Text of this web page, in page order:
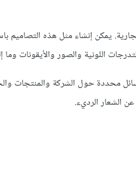
يمكن إنشاء مثل هذه التصاميم
اللونية والصور والأيقونات وما
محددة حول الشركة والمنتجات
الشعار الرديء.